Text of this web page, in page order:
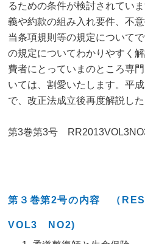
るための条件が検討されてい
義や約款の組み入れ要件、不
当条項規則等の規定について
の規定についてわかりやすく
費者にとっていまのところ専
いては、割愛いたします。平
で、改正法成立後再度解説した
第3巻第3号
第３巻第2号の内容 （
VOL3 NO2)